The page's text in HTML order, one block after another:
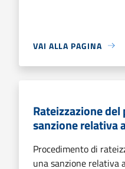
VAI ALLA PAGINA
Rateizzazione
sanzione relativa
Procedimento di
una sanzione relativa